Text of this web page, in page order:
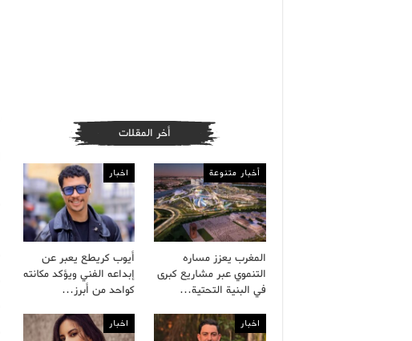
أخر المقلات
أخبار متنوعة
المغرب يعزز مساره
التنموي عبر مشاريع كبرى
في البنية التحتية…
اخبار
أيوب كريطع يعبر عن
إبداعه الفني ويؤكد مكانته
كواحد من أبرز…
اخبار اخبار